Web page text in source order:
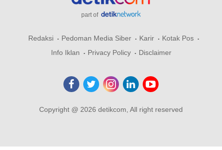
part of
Redaksi Pedoman Media Siber Karir
Kotak Pos
Info Iklan
Privacy Policy Disclaimer
Copyright @ 2026 detikcom, All right reserved